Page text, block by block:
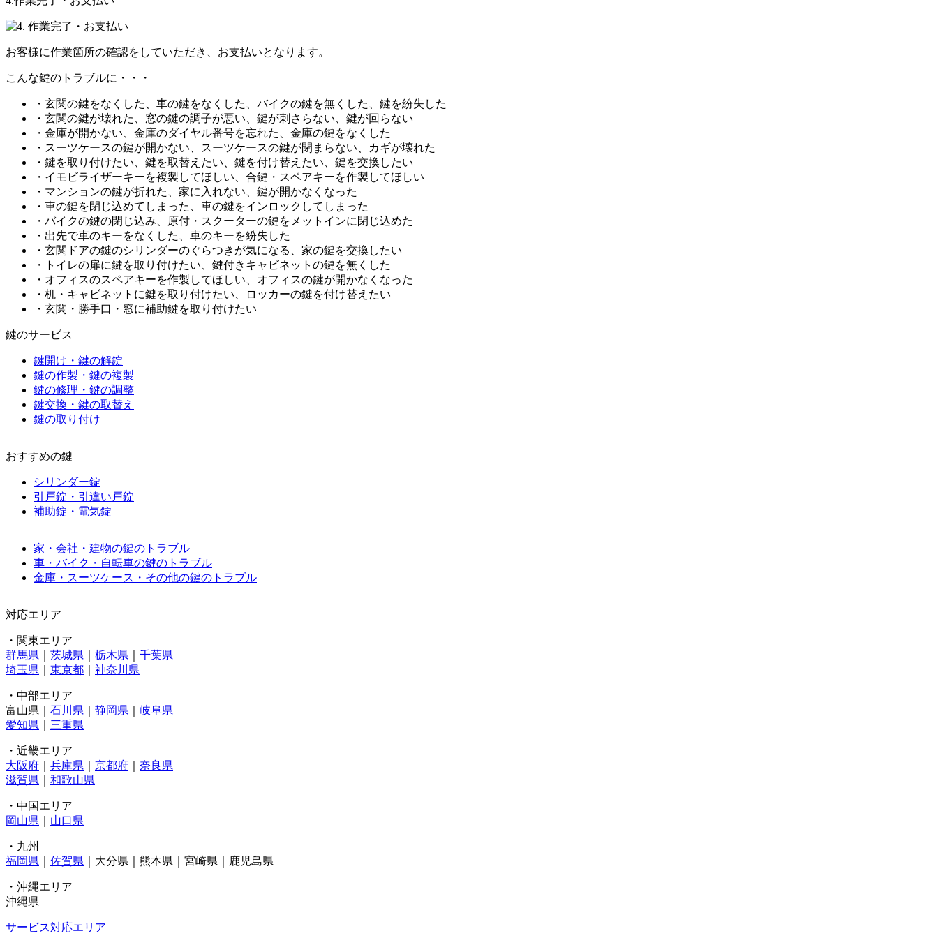
お客様に作業箇所の確認をしていただき、お支払いとなります。
こんな鍵のトラブルに・・・
・玄関の鍵をなくした、車の鍵をなくした、バイクの鍵を無くした、鍵を紛失した
・玄関の鍵が壊れた、窓の鍵の調子が悪い、鍵が刺さらない、鍵が回らない
・金庫が開かない、金庫のダイヤル番号を忘れた、金庫の鍵をなくした
・スーツケースの鍵が開かない、スーツケースの鍵が閉まらない、カギが壊れた
・鍵を取り付けたい、鍵を取替えたい、鍵を付け替えたい、鍵を交換したい
・イモビライザーキーを複製してほしい、合鍵・スペアキーを作製してほしい
・マンションの鍵が折れた、家に入れない、鍵が開かなくなった
・車の鍵を閉じ込めてしまった、車の鍵をインロックしてしまった
・バイクの鍵の閉じ込み、原付・スクーターの鍵をメットインに閉じ込めた
・出先で車のキーをなくした、車のキーを紛失した
・玄関ドアの鍵のシリンダーのぐらつきが気になる、家の鍵を交換したい
・トイレの扉に鍵を取り付けたい、鍵付きキャビネットの鍵を無くした
・オフィスのスペアキーを作製してほしい、オフィスの鍵が開かなくなった
・机・キャビネットに鍵を取り付けたい、ロッカーの鍵を付け替えたい
・玄関・勝手口・窓に補助鍵を取り付けたい
鍵のサービス
鍵開け・鍵の解錠
鍵の作製・鍵の複製
鍵の修理・鍵の調整
鍵交換・鍵の取替え
鍵の取り付け
おすすめの鍵
シリンダー錠
引戸錠・引違い戸錠
補助錠・電気錠
家・会社・建物の鍵のトラブル
車・バイク・自転車の鍵のトラブル
金庫・スーツケース・その他の鍵のトラブル
対応エリア
・関東エリア
群馬県
茨城県 栃木県
千葉県
埼玉県
東京都 神奈川県
・中部エリア
富山県｜ 石川県 静岡県
岐阜県
愛知県
三重県
・近畿エリア
大阪府
兵庫県 京都府
奈良県
滋賀県
和歌山県
・中国エリア
岡山県
山口県
・九州
福岡県
佐賀県 ｜大分県｜熊本県｜宮崎県｜鹿児島県
・沖縄エリア
沖縄県
サービス対応エリア